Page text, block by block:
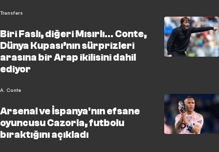
Transfers
Biri Faslı, diğeri Mısırlı… Conte,
Dünya Kupası’nın sürprizleri
arasına bir Arap ikilisini dahil
ediyor
A. Conte
Arsenal ve İspanya'nın efsane
oyuncusu Cazorla, futbolu
bıraktığını açıkladı